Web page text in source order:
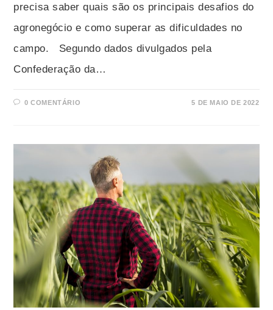
precisa saber quais são os principais desafios do
agronegócio e como superar as dificuldades no
campo. Segundo dados divulgados pela
Confederação da…
0 COMENTÁRIO 5 DE MAIO DE 2022